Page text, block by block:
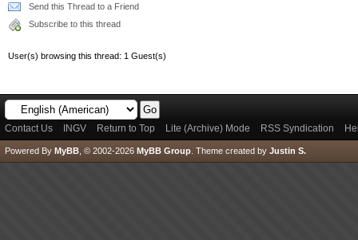
Send this Thread to a Friend
Subscribe to this thread
User(s) browsing this thread: 1 Guest(s)
Contact Us INGV Return to Top Lite (Archive) Mode RSS Syndication
Powered By MyBB , © 2002-2026 MyBB Group Theme created by Justin S.